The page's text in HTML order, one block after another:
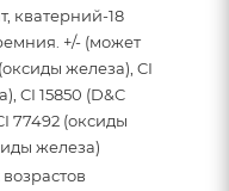
кватерний-18
+/- (может
железа), CI
CI 15850 (D&C
77492 (оксиды
железа)